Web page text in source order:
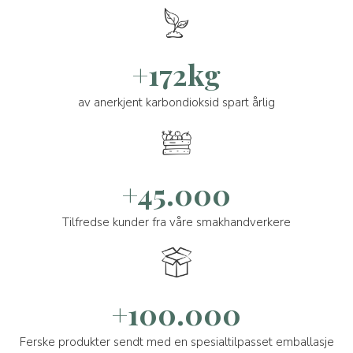
+172kg
av anerkjent karbondioksid spart årlig
+45.000
Tilfredse kunder fra våre smakhandverkere
+100.000
Ferske produkter sendt med en spesialtilpasset emballasje